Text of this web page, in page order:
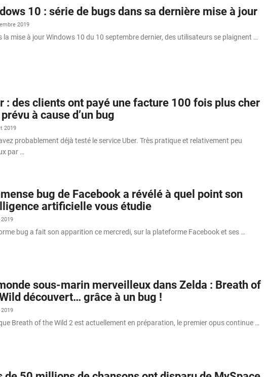
10 : série de bugs dans sa dernière mise à jour
2019
la mise à jour Windows 10 du 10 septembre dernier, des utilisateurs se plaignent …
: des clients ont payé une facture 100 fois plus cher
à cause d’un bug
2019
probablement déjà testé le service Uber. Très pratique et relativement peu
par …
bug de Facebook a révélé à quel point son
artificielle vous étudie
bug a fait son apparition ce mercredi, sur la plateforme Facebook et ses …
sous-marin merveilleux dans Zelda : Breath of
découvert… grâce à un bug !
Breath of the Wild 2 est actuellement en préparation, le premier opus continue …